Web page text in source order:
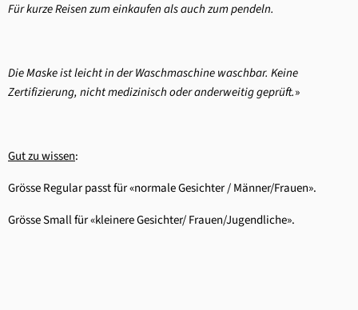
Für kurze Reisen zum einkaufen als auch zum pendeln.
Die Maske ist leicht in der Waschmaschine waschbar. Keine
Zertifizierung, nicht medizinisch oder anderweitig geprüft.»
Gut zu wissen:
Grösse Regular passt für «normale Gesichter / Männer/Frauen».
Grösse Small für «kleinere Gesichter/ Frauen/Jugendliche».